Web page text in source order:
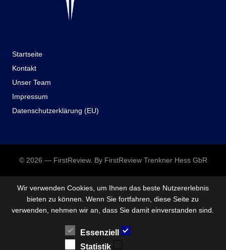
Startseite
Kontakt
Unser Team
Impressum
Datenschutzerklärung (EU)
© 2026 — FirstReview. By FirstReview Trenkner Hess GbR
Wir verwenden Cookies, um Ihnen das beste Nutzererlebnis
bieten zu können. Wenn Sie fortfahren, diese Seite zu
verwenden, nehmen wir an, dass Sie damit einverstanden sind.
Essenziell
Statistik